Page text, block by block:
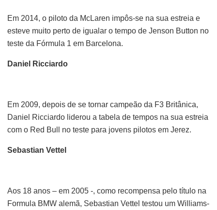
Em 2014, o piloto da McLaren impôs-se na sua estreia e
esteve muito perto de igualar o tempo de Jenson Button no
teste da Fórmula 1 em Barcelona.
Daniel Ricciardo
Em 2009, depois de se tornar campeão da F3 Britânica,
Daniel Ricciardo liderou a tabela de tempos na sua estreia
com o Red Bull no teste para jovens pilotos em Jerez.
Sebastian Vettel
Aos 18 anos – em 2005 -, como recompensa pelo título na
Formula BMW alemã, Sebastian Vettel testou um Williams-